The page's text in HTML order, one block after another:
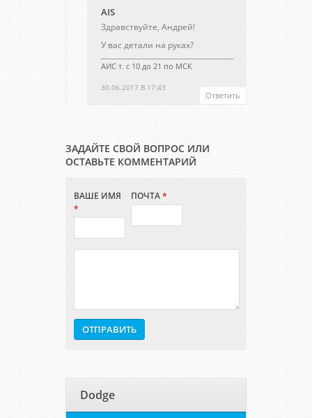
AIS
30.06.2017 В 17:43
Здравствуйте, Андрей!
У вас детали на руках?
АИС т. с 10 до 21 по МСК
Ответить
ЗАДАЙТЕ СВОЙ ВОПРОС ИЛИ
ОСТАВЬТЕ КОММЕНТАРИЙ
ВАШЕ ИМЯ
*
ПОЧТА*
Dodge